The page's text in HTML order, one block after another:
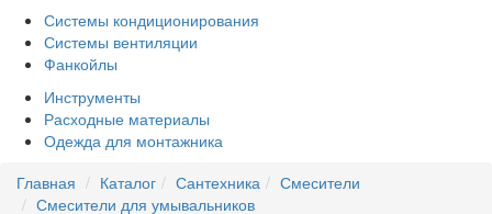
Системы кондиционирования
Системы вентиляции
Фанкойлы
Инструменты
Расходные материалы
Одежда для монтажника
Главная
Каталог Сантехника
Смесители
Смесители для умывальников